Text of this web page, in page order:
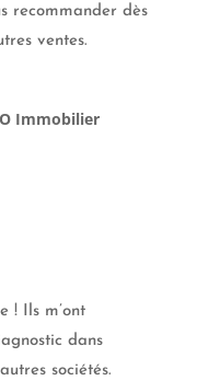
recommander dès
ventes.
Immobilier
! Ils m’ont
dans
sociétés.